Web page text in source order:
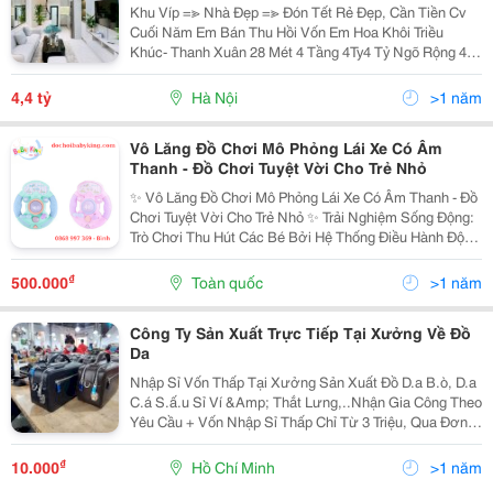
Khu Víp =≫ Nhà Đẹp =≫ Đón Tết Rẻ Đẹp, Cần Tiền Cv
Cuối Năm Em Bán Thu Hồi Vốn Em Hoa Khôi Triều
Khúc- Thanh Xuân 28 Mét 4 Tầng 4Ty4 Tỷ Ngõ Rộng 40-
50 Mét Ra Ô Tô, Vị Trí Đẹp Tầm Tiền Cả Khu Vực Triều
Khúc Không Có Căn Thứ 2. Thiết Kế Sang...
4,4 tỷ Hà Nội >1 năm
Vô Lăng Đồ Chơi Mô Phỏng Lái Xe Có Âm
Thanh - Đồ Chơi Tuyệt Vời Cho Trẻ Nhỏ
✨ Vô Lăng Đồ Chơi Mô Phỏng Lái Xe Có Âm Thanh - Đồ
Chơi Tuyệt Vời Cho Trẻ Nhỏ ✨ Trải Nghiệm Sống Động:
Trò Chơi Thu Hút Các Bé Bởi Hệ Thống Điều Hành Độc
Đáo Với Âm Thanh, Ánh Sáng Và Đèn Nhấp Nháy,
Mang Đến Cảm Giác Như Đang Lái Xe Thực Sự. Chất...
500.000₫ Toàn quốc >1 năm
Công Ty Sản Xuất Trực Tiếp Tại Xưởng Về Đồ
Da
Nhập Sỉ Vốn Thấp Tại Xưởng Sản Xuất Đồ D.a B.ò, D.a
C.á S.ấ.u Sỉ Ví &Amp; Thắt Lưng,..Nhận Gia Công Theo
Yêu Cầu + Vốn Nhập Sỉ Thấp Chỉ Từ 3 Triệu, Qua Đơn
Sau 1 Cái Vẫn Tính Giá Sỉ + Nhập Hàng Tại Xưởng
Không Qua Trung...
10.000₫ Hồ Chí Minh >1 năm